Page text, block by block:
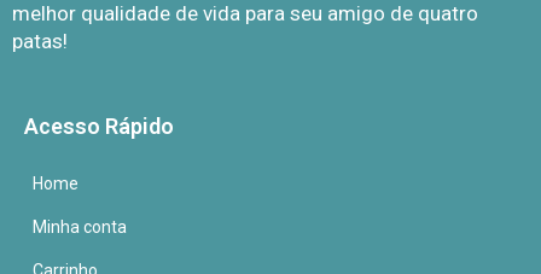
melhor qualidade de vida para seu amigo de quatro
patas!
Acesso Rápido
Home
Minha conta